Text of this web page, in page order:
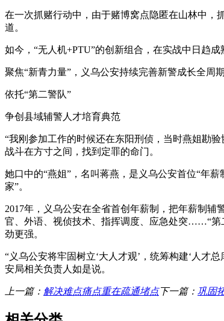
在一次抓赌行动中，由于赌博窝点隐匿在山林中，
道。
如今，“无人机+PTU”的创新组合，在实战中日趋
聚焦“新青力量”，义乌公安持续完善新警成长全周
依托“第二警队”
争创县域辅警人才培育典范
“我刚参加工作的时候还在东阳刑侦，当时燕姐勘
战斗在方寸之间，找到定罪的命门。
她口中的“燕姐”，名叫蒋燕，是义乌公安首位“年
家”。
2017年，义乌公安在全省首创年薪制，把年薪制
官、外语、视侦技术、指挥调度、应急处突……“第
劲更强。
“义乌公安将牢固树立‘大人才观’，统筹构建‘人才
安局相关负责人如是说。
上一篇： 解决难点痛点重在疏通堵点下一篇： 巩固